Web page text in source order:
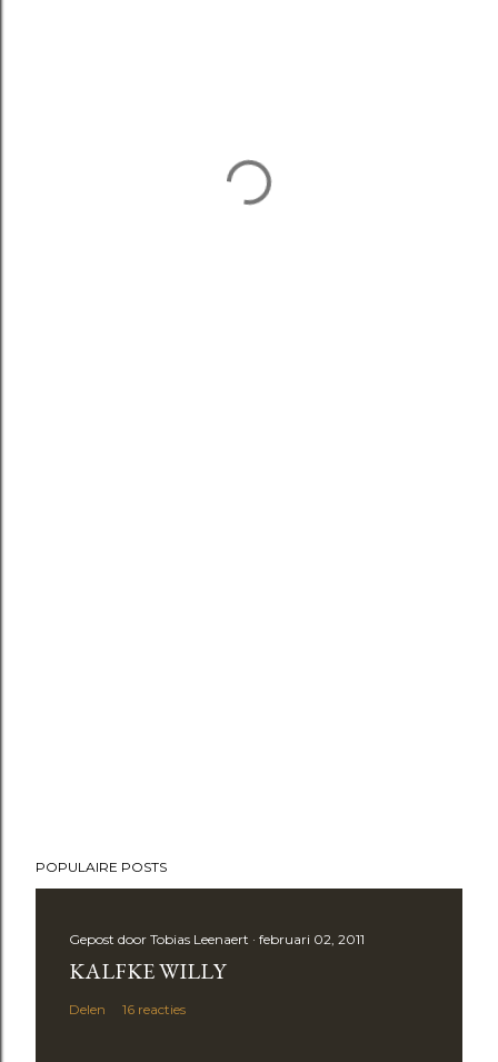
POPULAIRE POSTS
Gepost door Tobias Leenaert februari 02, 2011
KALFKE WILLY
Delen 16 reacties